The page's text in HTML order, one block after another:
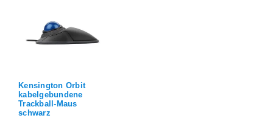
Kensington Orbit
kabelgebundene
Trackball-Maus
schwarz